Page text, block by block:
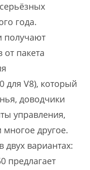
года.
получают
пакета
для V8), который
доводчики
управления,
другое.
двух вариантах:
предлагает